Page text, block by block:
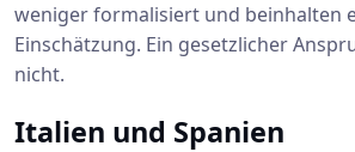
weniger formalisiert und beinhalten
Einschätzung. Ein gesetzlicher
nicht.
Italien und Spanien